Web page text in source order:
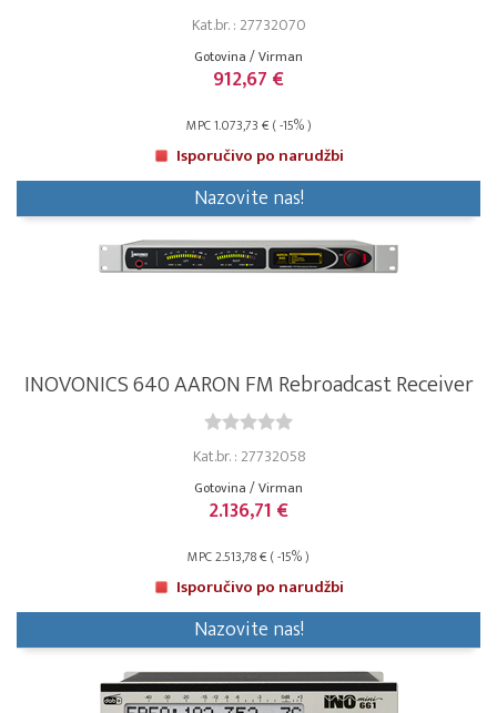
Kat.br. : 27732070
Gotovina / Virman
912,67 €
MPC 1.073,73 € ( -15% )
Isporučivo po narudžbi
Nazovite nas!
INOVONICS 640 AARON FM Rebroadcast Receiver
Kat.br. : 27732058
Gotovina / Virman
2.136,71 €
MPC 2.513,78 € ( -15% )
Isporučivo po narudžbi
Nazovite nas!